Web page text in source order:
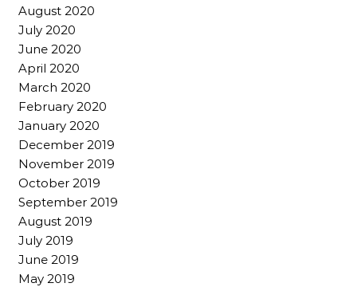
August 2020
July 2020
June 2020
April 2020
March 2020
February 2020
January 2020
December 2019
November 2019
October 2019
September 2019
August 2019
July 2019
June 2019
May 2019